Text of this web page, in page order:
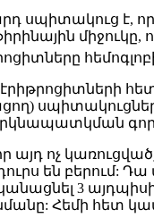
սպիտակուց է,
ոչ
են բերում:
3 այդպիսի
Հեմի հետ